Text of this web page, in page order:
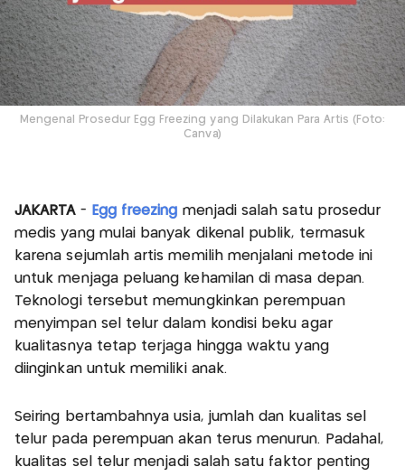
Mengenal Prosedur Egg Freezing yang Dilakukan Para Artis (Foto:
Canva)
JAKARTA- Egg freezing menjadi salah satu prosedur
medis yang mulai banyak dikenal publik, termasuk
karena sejumlah artis memilih menjalani metode ini
untuk menjaga peluang kehamilan di masa depan.
Teknologi tersebut memungkinkan perempuan
menyimpan sel telur dalam kondisi beku agar
kualitasnya tetap terjaga hingga waktu yang
diinginkan untuk memiliki anak.
Seiring bertambahnya usia, jumlah dan kualitas sel
telur pada perempuan akan terus menurun. Padahal,
kualitas sel telur menjadi salah satu faktor penting